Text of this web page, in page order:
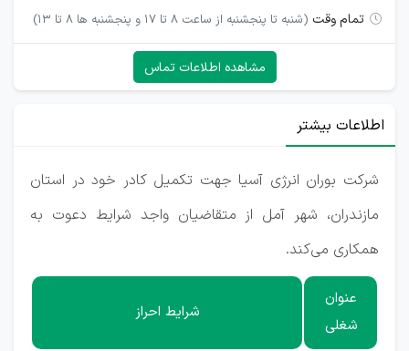
تمام وقت (شنبه تا پنجشنبه از ساعت 8 تا 17 و پنجشنبه ها 8 تا 13)
مشاهده اطلاعات تماس
اطلاعات بیشتر
شرکت بوران انرژی آسیا جهت تکمیل کادر خود در استان
مازندران، شهر آمل از متقاضیان واجد شرایط دعوت به
همکاری می‌کند.
عنوان
شغلی
شرایط احراز